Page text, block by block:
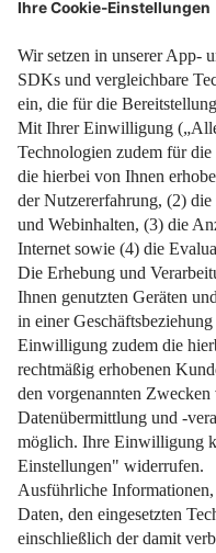
Wann welche
Energiekosten sparen
Weiterlesen
Impressum
Pflichtinformationen